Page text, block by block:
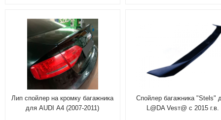
Лип спойлер на кромку багажника
для AUDI А4 (2007-2011)
Спойлер багажника "Stels"
L@DA Vesт@ c 2015 г.в.